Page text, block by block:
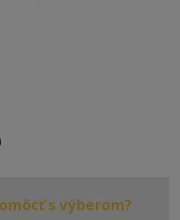
s výberom?